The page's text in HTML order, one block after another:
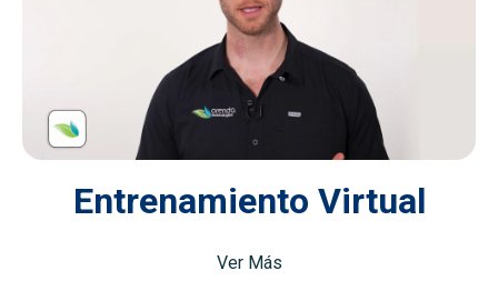
Entrenamiento Virtual
Ver Más